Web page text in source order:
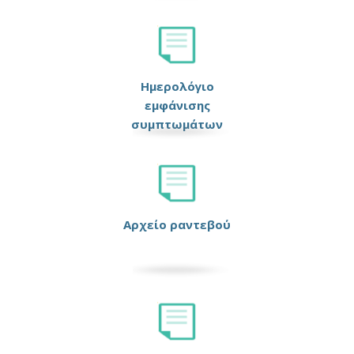
Ημερολόγιο
εμφάνισης
συμπτωμάτων
Αρχείο ραντεβού